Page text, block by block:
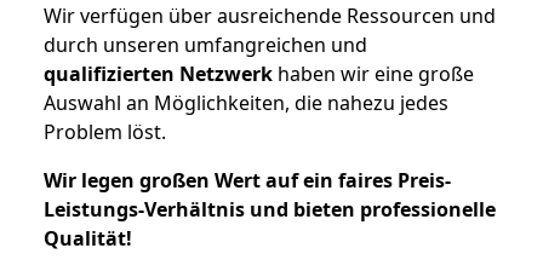
Wir verfügen über ausreichende Ressourcen und
durch unseren umfangreichen und
qualifizierten Netzwerk haben wir eine große
Auswahl an Möglichkeiten, die nahezu jedes
Problem löst.
Wir legen großen Wert auf ein faires Preis-
Leistungs-Verhältnis und bieten professionelle
Qualität!